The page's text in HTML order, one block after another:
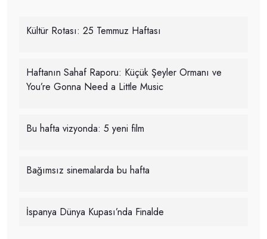
Kültür Rotası: 25 Temmuz Haftası
Haftanın Sahaf Raporu: Küçük Şeyler Ormanı ve
You’re Gonna Need a Little Music
Bu hafta vizyonda: 5 yeni film
Bağımsız sinemalarda bu hafta
İspanya Dünya Kupası’nda Finalde